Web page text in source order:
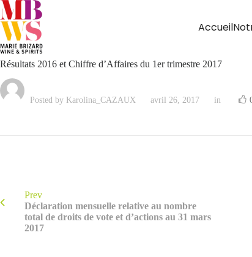
Accueil
Résultats 2016 et Chiffre d’Affaires du 1er trimestre 2017
Posted by Karolina_CAZAUX avril 26, 2017 in
Prev
Déclaration mensuelle relative au nombre
total de droits de vote et d’actions au 31 mars
2017